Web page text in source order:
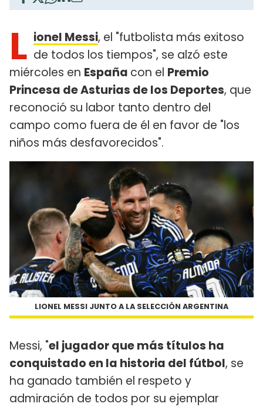
L ionel Messi, el "futbolista más exitoso
de todos los tiempos", se alzó este
miércoles en España con el Premio
Princesa de Asturias de los Deportes, que
reconoció su labor tanto dentro del
campo como fuera de él en favor de "los
niños más desfavorecidos".
LIONEL MESSI JUNTO A LA SELECCIÓN ARGENTINA
Messi, "el jugador que más títulos ha
conquistado en la historia del fútbol, se
ha ganado también el respeto y
admiración de todos por su ejemplar